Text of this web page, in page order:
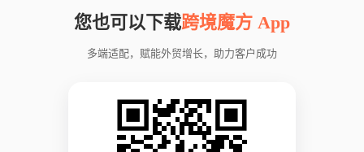
您也可以下载跨境魔方 App
多端适配，赋能外贸增长，助力客户成功